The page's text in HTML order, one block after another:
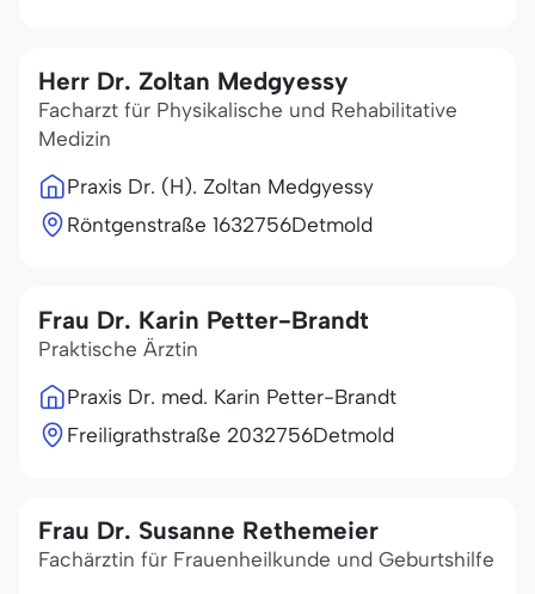
Herr Dr. Zoltan Medgyessy
Facharzt für Physikalische und Rehabilitative
Medizin
Praxis Dr. (H). Zoltan Medgyessy
Röntgenstraße 1632756Detmold
Frau Dr. Karin Petter-Brandt
Praktische Ärztin
Praxis Dr. med. Karin Petter-Brandt
Freiligrathstraße 2032756Detmold
Frau Dr. Susanne Rethemeier
Fachärztin für Frauenheilkunde und Geburtshilfe